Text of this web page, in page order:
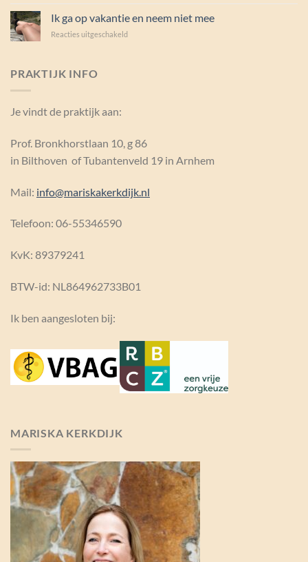
vanzelf
Ik ga op vakantie en neem niet mee
Reacties uitgeschakeldvoor
PRAKTIJK INFO
Je vindt de praktijk aan:
Prof. Bronkhorstlaan 10, g 86
in Bilthoven of Tubantenveld 19 in Arnhem
Mail: info@mariskakerkdijk.nl
Telefoon: 06-55346590
KvK: 89379241
BTW-id: NL864962733B01
Ik ben aangesloten bij:
MARISKA KERKDIJK